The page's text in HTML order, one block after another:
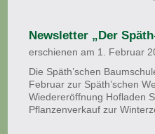
Newsletter „Der
erschienen am 1. Februar
Die Späth’schen
Februar zur Späth’schen
Wiedereröffnung Hofladen
Pflanzenverkauf zur